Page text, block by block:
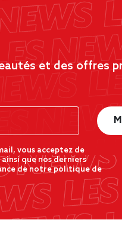
et des offres
vous acceptez de
que nos derniers
de notre politique de